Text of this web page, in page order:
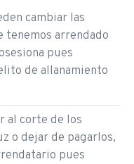
cambiar las
arrendado
pues
de allanamiento
al corte de los
o dejar de pagarlos,
pues